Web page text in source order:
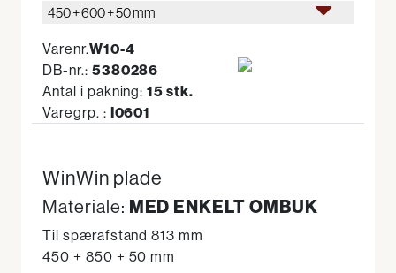
450 + 600 + 50 mm
Varenr.W10-4
DB-nr.: 5380286
Antal i pakning:15 stk.
Varegrp. : I0601
WinWin plade
Materiale: MED ENKELT OMBUK
Til spærafstand 813 mm
450 + 850 + 50 mm